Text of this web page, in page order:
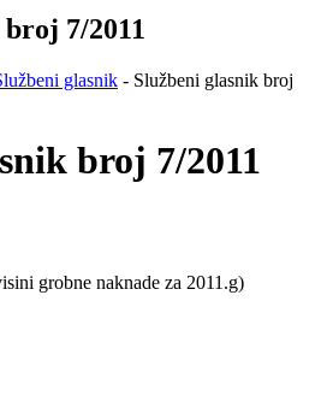
7/2011
glasnik - Službeni glasnik broj
broj 7/2011
grobne naknade za 2011.g)